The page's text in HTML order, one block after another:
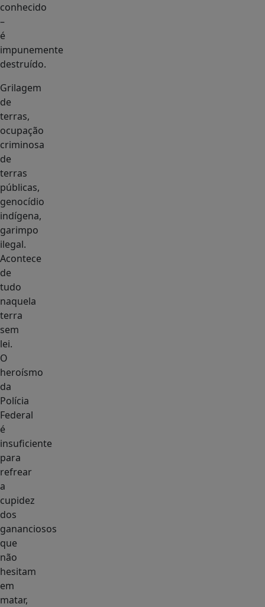
conhecido
–
é
impunemente
destruído.
Grilagem
de
terras,
ocupação
criminosa
de
terras
públicas,
genocídio
indígena,
garimpo
ilegal.
Acontece
de
tudo
naquela
terra
sem
lei.
O
heroísmo
da
Polícia
Federal
é
insuficiente
para
refrear
a
cupidez
dos
gananciosos
que
não
hesitam
em
matar,